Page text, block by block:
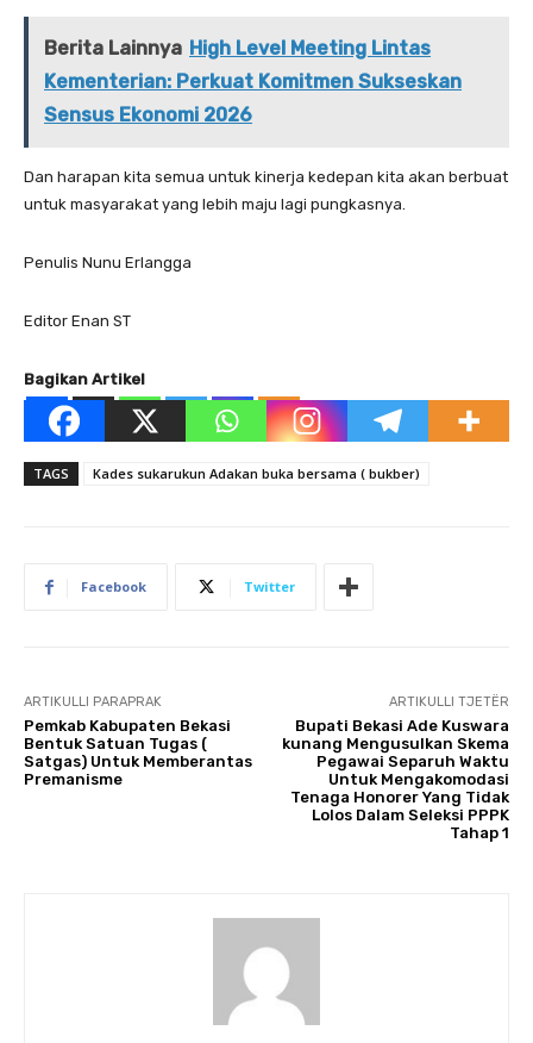
Berita Lainnya High Level Meeting Lintas
Kementerian: Perkuat Komitmen Sukseskan
Sensus Ekonomi 2026
Dan harapan kita semua untuk kinerja kedepan kita akan berbuat
untuk masyarakat yang lebih maju lagi pungkasnya.
Penulis Nunu Erlangga
Editor Enan ST
Bagikan Artikel
TAGS Kades sukarukun Adakan buka bersama ( bukber)
Facebook Twitter
ARTIKULLI PARAPRAK
Pemkab Kabupaten Bekasi
Bentuk Satuan Tugas (
Satgas) Untuk Memberantas
Premanisme
ARTIKULLI TJETËR
Bupati Bekasi Ade Kuswara
kunang Mengusulkan Skema
Pegawai Separuh Waktu
Untuk Mengakomodasi
Tenaga Honorer Yang Tidak
Lolos Dalam Seleksi PPPK
Tahap 1